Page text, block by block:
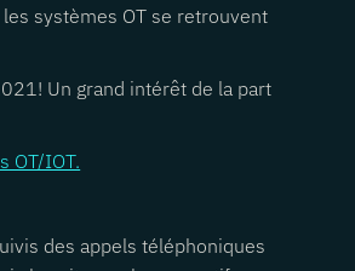
systèmes OT se retrouvent
Un grand intérêt de la part
OT/IOT.
des appels téléphoniques